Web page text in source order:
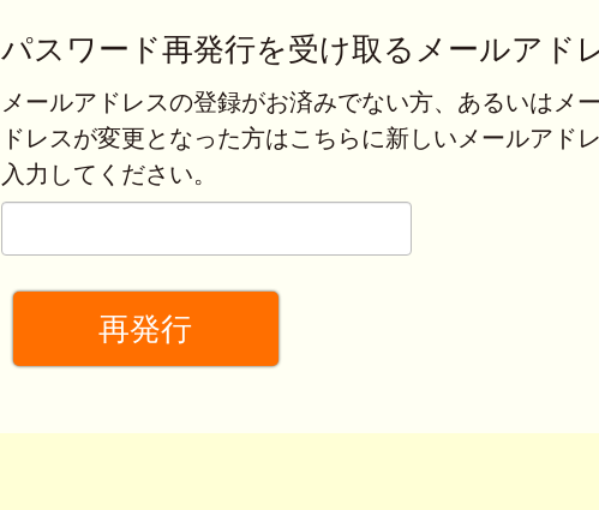
パスワード再発行を受け取るメールアド
メールアドレスの登録がお済みでない方、あるいはメ
ドレスが変更となった方はこちらに新しいメールアド
入力してください。